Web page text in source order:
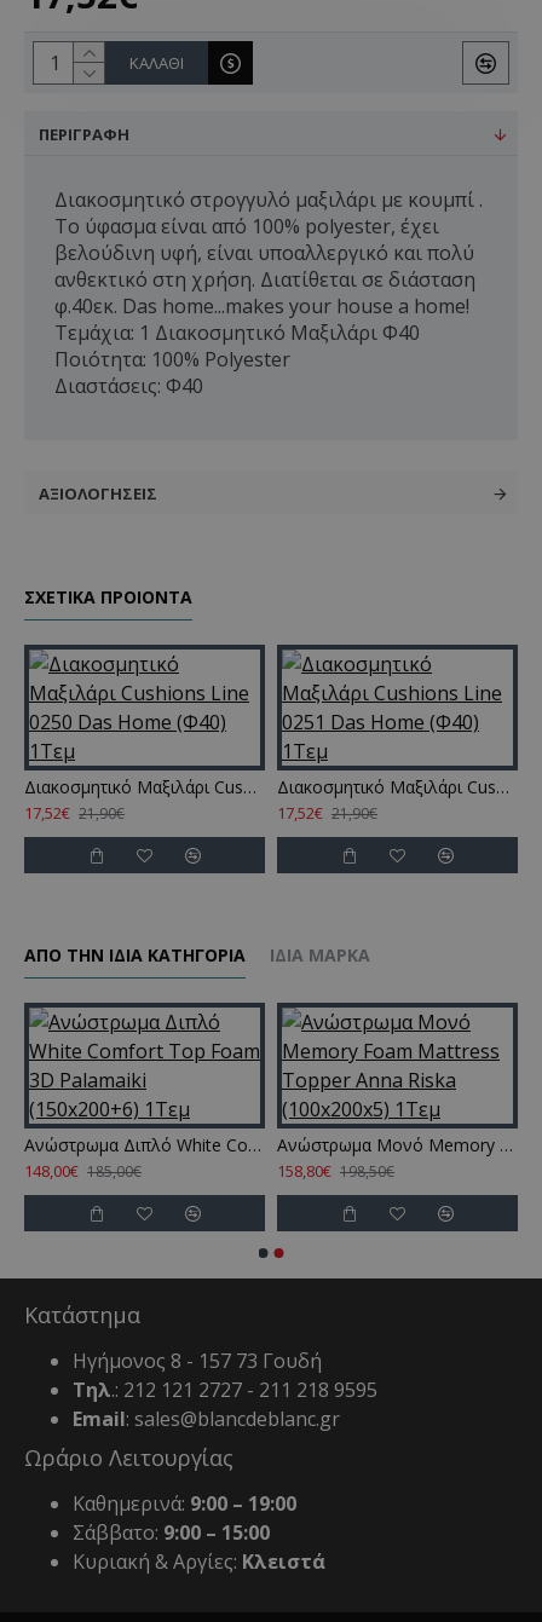
ΚΑΛΆΘΙ
ΠΕΡΙΓΡΑΦΉ
Διακοσμητικό στρογγυλό μαξιλάρι με κουμπί .
Tο ύφασμα είναι από 100% polyester, έχει
βελούδινη υφή, είναι υποαλλεργικό και πολύ
ανθεκτικό στη χρήση. Διατίθεται σε διάσταση
φ.40εκ. Das home...makes your house a home!
Τεμάχια: 1 Διακοσμητικό Μαξιλάρι Φ40
Ποιότητα: 100% Polyester
Διαστάσεις: Φ40
ΑΞΙΟΛΟΓΉΣΕΙΣ
ΣΧΕΤΙΚΑ ΠΡΟΙΟΝΤΑ
Διακοσμητικό Μαξιλάρι Cushions Line 0250 Das Home (Φ40) 1Τεμ
17,52€ 21,90€
Διακοσμητικό Μαξιλάρι Cushions Line 0251 Das Home (Φ40) 1Τεμ
17,52€ 21,90€
ΑΠΌ ΤΗΝ ΊΔΙΑ ΚΑΤΗΓΌΡΙΑ ΊΔΙΑ ΜΆΡΚΑ
Ανώστρωμα Διπλό White Comfort Top Foam 3D Palamaiki (150x200+6) 1Τεμ
148,00€ 185,00€
Ανώστρωμα Μονό Memory Foam Mattress Topper Anna Riska (100x200x5) 1Τεμ
158,80€ 198,50€
Κατάστημα
Ηγήμονος 8 - 157 73 Γουδή
Τηλ.: 212 121 2727 - 211 218 9595
Email: sales@blancdeblanc.gr
Ωράριο Λειτουργίας
Καθημερινά: 9:00 – 19:00
Σάββατο: 9:00 – 15:00
Κυριακή & Αργίες: Κλειστά